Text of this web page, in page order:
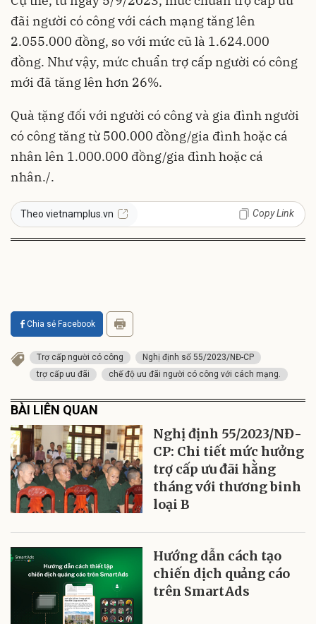
đãi người có công với cách mạng tăng lên
2.055.000 đồng, so với mức cũ là 1.624.000
đồng. Như vậy, mức chuẩn trợ cấp người có công
mới đã tăng lên hơn 26%.
Quà tặng đối với người có công và gia đình người
có công tăng từ 500.000 đồng/gia đình hoặc cá
nhân lên 1.000.000 đồng/gia đình hoặc cá
nhân./.
Theo vietnamplus.vn Copy Link
Chia sẻ Facebook
Trợ cấp người có công
Nghị định số 55/2023/NĐ-CP
trợ cấp ưu đãi
chế độ ưu đãi người có công với cách mạng.
BÀI LIÊN QUAN
Nghị định 55/2023/NĐ-
CP: Chi tiết mức hưởng
trợ cấp ưu đãi hằng
tháng với thương binh
loại B
Hướng dẫn cách tạo
chiến dịch quảng cáo
trên SmartAds